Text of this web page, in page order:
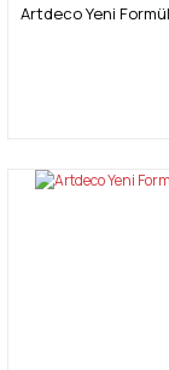
Artdeco Yeni